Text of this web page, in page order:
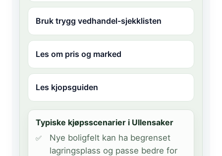
Bruk trygg vedhandel-sjekklisten
Les om pris og marked
Les kjopsguiden
Typiske kjøpsscenarier i Ullensaker
Nye boligfelt kan ha begrenset
lagringsplass og passe bedre for